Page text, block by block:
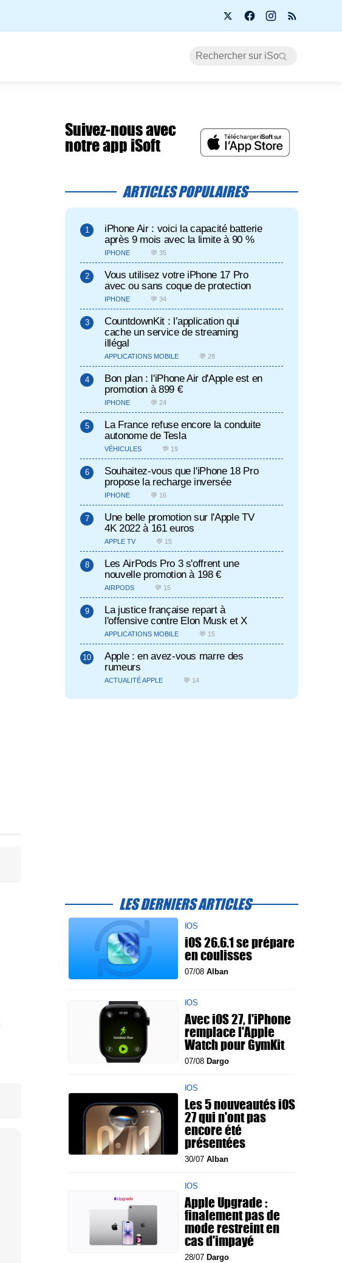
Suivez-nous avec
notre app iSoft
ARTICLES POPULAIRES
iPhone Air : voici la capacité batterie
après 9 mois avec la limite à 90 %
IPHONE 💬 35
Vous utilisez votre iPhone 17 Pro
avec ou sans coque de protection
IPHONE 💬 34
CountdownKit : l’application qui
cache un service de streaming
illégal
APPLICATIONS MOBILE 💬 28
Bon plan : l'iPhone Air d'Apple est en
promotion à 899 €
IPHONE 💬 24
La France refuse encore la conduite
autonome de Tesla
VÉHICULES 💬 19
Souhaitez-vous que l'iPhone 18 Pro
propose la recharge inversée
IPHONE 💬 16
Une belle promotion sur l'Apple TV
4K 2022 à 161 euros
APPLE TV 💬 15
Les AirPods Pro 3 s'offrent une
nouvelle promotion à 198 €
AIRPODS 💬 15
La justice française repart à
l'offensive contre Elon Musk et X
APPLICATIONS MOBILE 💬 15
Apple : en avez-vous marre des
rumeurs
ACTUALITÉ APPLE 💬 14
LES DERNIERS ARTICLES
IOS
iOS 26.6.1 se prépare
en coulisses
07/08 Alban
IOS
Avec iOS 27, l'iPhone
remplace l'Apple
Watch pour GymKit
07/08 Dargo
IOS
Les 5 nouveautés iOS
27 qui n'ont pas
encore été
présentées
30/07 Alban
IOS
Apple Upgrade :
finalement pas de
mode restreint en
cas d'impayé
28/07 Dargo